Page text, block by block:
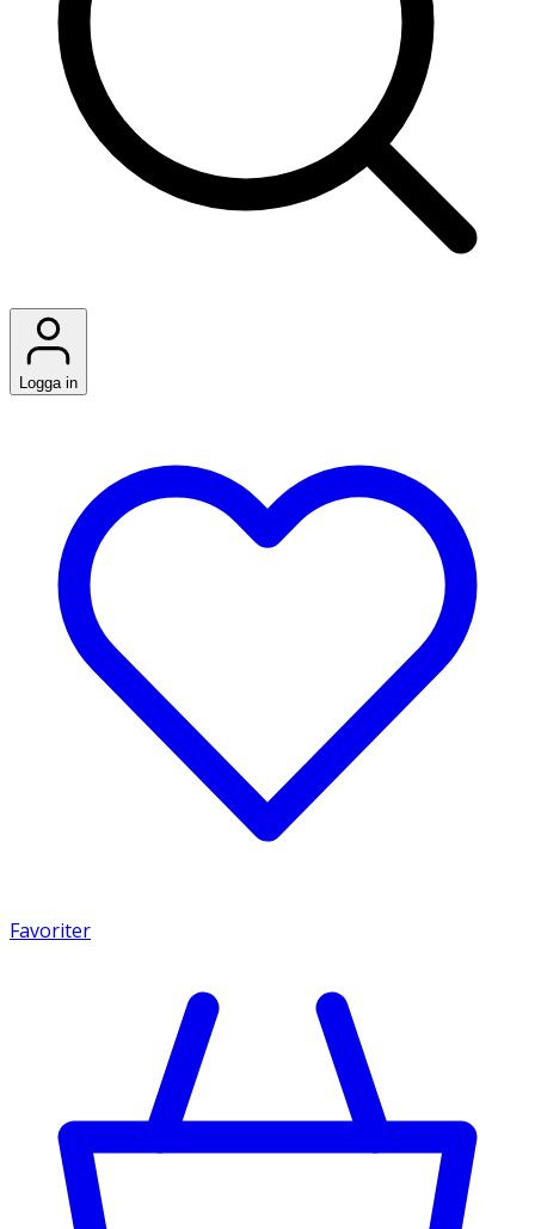
Logga in
Favoriter